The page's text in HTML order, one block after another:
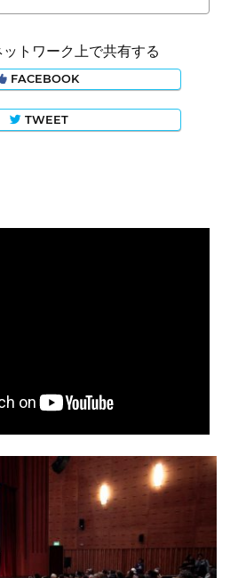
トワーク上で共有する
FACEBOOK
TWEET